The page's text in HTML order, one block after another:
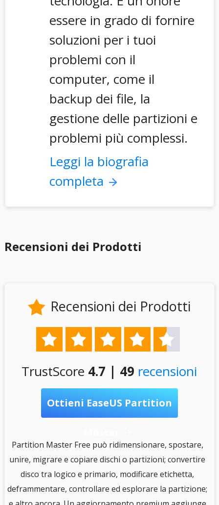
essere in grado di fornire
soluzioni per i tuoi
problemi con il
computer, come il
backup dei file, la
gestione delle partizioni e
problemi più complessi.
Leggi la biografia
completa
Recensioni dei Prodotti
 Recensioni dei Prodotti
    
TrustScore 4.7 | 49 recensioni
Ottieni EaseUS Partition
Partition Master Free può ridimensionare, spostare,
unire, migrare e copiare dischi o partizioni; convertire
disco tra logico e primario, modificare etichetta,
deframmentare, controllare ed esplorare la partizione;